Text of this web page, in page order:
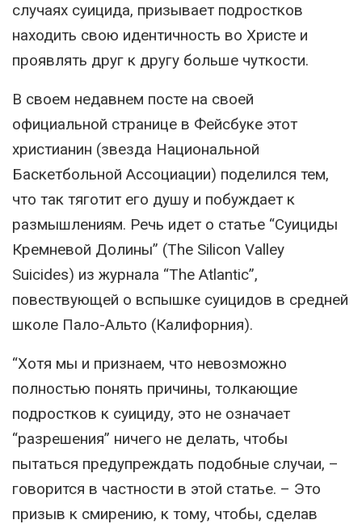
случаях суицида, призывает подростков
находить свою идентичность во Христе и
проявлять друг к другу больше чуткости.
В своем недавнем посте на своей
официальной странице в Фейсбуке этот
христианин (звезда Национальной
Баскетбольной Ассоциации) поделился тем,
что так тяготит его душу и побуждает к
размышлениям. Речь идет о статье “Суициды
Кремневой Долины” (The Silicon Valley
Suicides) из журнала “The Atlantic”,
повествующей о вспышке суицидов в средней
школе Пало-Альто (Калифорния).
“Хотя мы и признаем, что невозможно
полностью понять причины, толкающие
подростков к суициду, это не означает
“разрешения” ничего не делать, чтобы
пытаться предупреждать подобные случаи, –
говорится в частности в этой статье. – Это
призыв к смирению, к тому, чтобы, сделав